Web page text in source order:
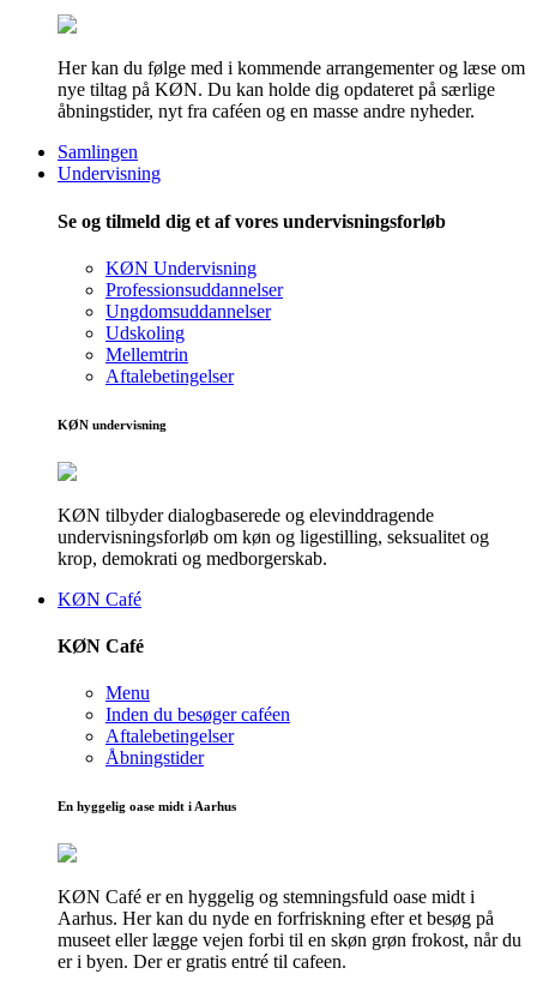
Her kan du følge med i kommende arrangementer og læse om
nye tiltag på KØN. Du kan holde dig opdateret på særlige
åbningstider, nyt fra caféen og en masse andre nyheder.
Samlingen
Undervisning
Se og tilmeld dig et af vores undervisningsforløb
KØN Undervisning
Professionsuddannelser
Ungdomsuddannelser
Udskoling
Mellemtrin
Aftalebetingelser
KØN undervisning
KØN tilbyder dialogbaserede og elevinddragende
undervisningsforløb om køn og ligestilling, seksualitet og
krop, demokrati og medborgerskab.
KØN Café
KØN Café
Menu
Inden du besøger caféen
Aftalebetingelser
Åbningstider
En hyggelig oase midt i Aarhus
KØN Café er en hyggelig og stemningsfuld oase midt i
Aarhus. Her kan du nyde en forfriskning efter et besøg på
museet eller lægge vejen forbi til en skøn grøn frokost, når du
er i byen. Der er gratis entré til cafeen.